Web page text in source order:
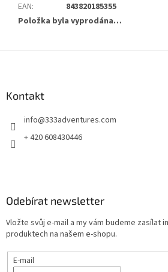
EAN:
843820185355
Položka byla vyprodána…
Kontakt
info@333adventures.com
+ 420 608430446
Odebírat newsletter
Vložte svůj e-mail a my vám budeme zasílat
produktech na našem e-shopu.
E-mail